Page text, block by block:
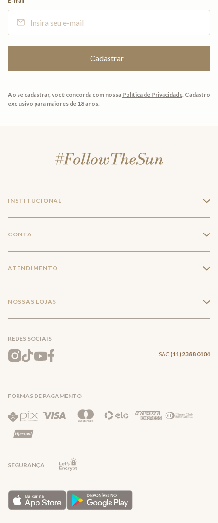
Ao se cadastrar, você concorda com nossa Política de Privacidade. Cadastro
exclusivo para maiores de 18 anos.
INSTITUCIONAL +
Trabalhe conosco
Mapa do Site
CONTA +
Meus pedidos
Wishlist
ATENDIMENTO +
Entrega e Frete
Trocas e Devoluções
Política de Privacidade
NOSSAS LOJAS +
REDES SOCIAIS
SAC (11) 2388 0404
FORMAS DE PAGAMENTO
SEGURANÇA